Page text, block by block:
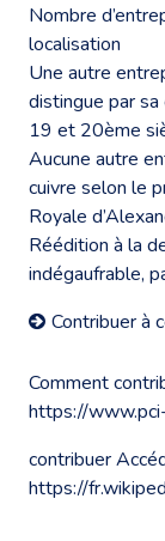
Nombre
localisation
Une autre
distingue par
19 et 20ème
Aucune autre
cuivre selon le
Royale
Réédition à la
indégaufrable,
Contribuer à
Comment
https://
contribuer
https://